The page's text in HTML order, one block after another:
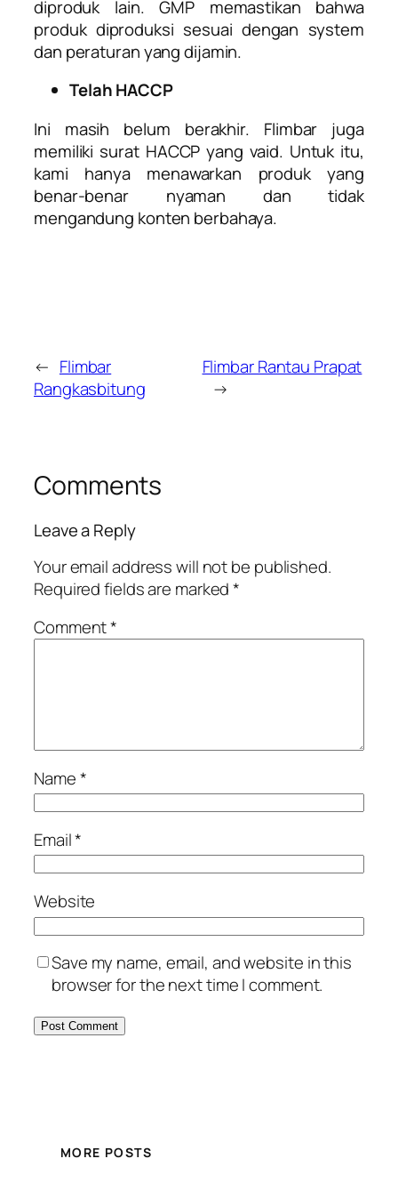
diproduk lain. GMP memastikan bahwa
produk diproduksi sesuai dengan system
dan peraturan yang dijamin.
Telah HACCP
Ini masih belum berakhir. Flimbar juga
memiliki surat HACCP yang vaid. Untuk itu,
kami hanya menawarkan produk yang
benar-benar nyaman dan tidak
mengandung konten berbahaya.
← Flimbar
Rangkasbitung
Flimbar Rantau Prapat
→
Comments
Leave a Reply
Your email address will not be published.
Required fields are marked*
Comment*
Name*
Email*
Website
Save my name, email, and website in this
browser for the next time I comment.
MORE POSTS